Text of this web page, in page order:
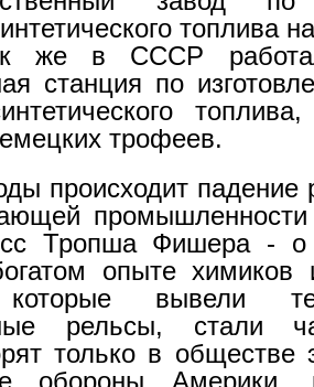
топлива
же в СССР
станция по
трофеев.
происходит падение
Тропша Фишера - о
опыте
которые вывели
рельсы, стали
только в обществе
обороны Америки,